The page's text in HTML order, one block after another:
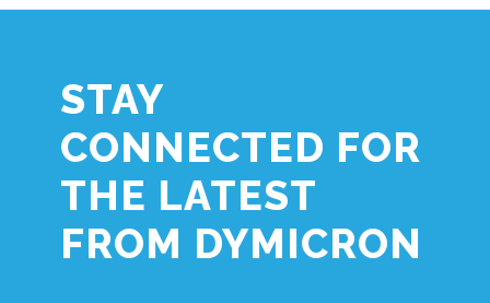
STAY
CONNECTED FOR
THE LATEST
FROM DYMICRON